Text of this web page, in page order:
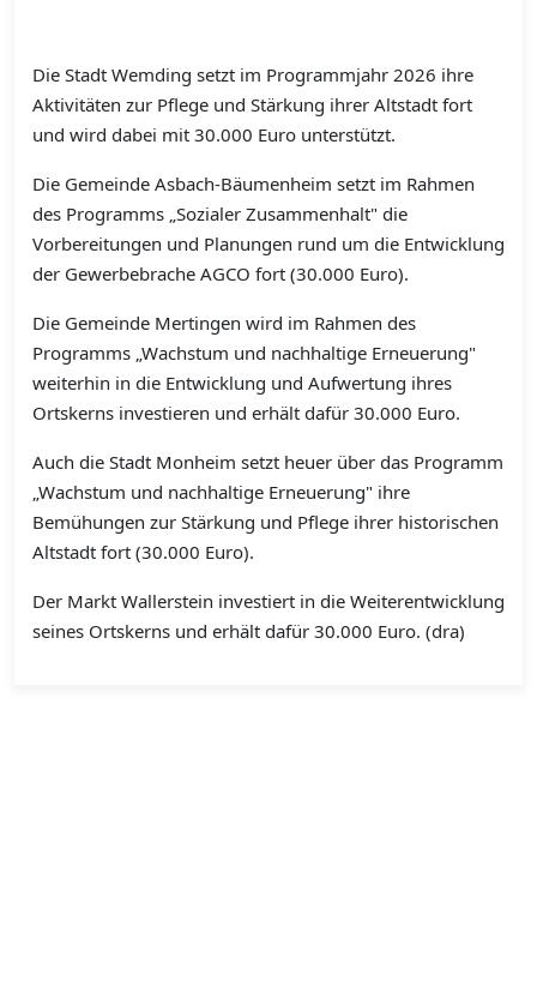
Die Stadt Wemding setzt im Programmjahr 2026 ihre
Aktivitäten zur Pflege und Stärkung ihrer Altstadt fort
und wird dabei mit 30.000 Euro unterstützt.
Die Gemeinde Asbach-Bäumenheim setzt im Rahmen
des Programms „Sozialer Zusammenhalt" die
Vorbereitungen und Planungen rund um die Entwicklung
der Gewerbebrache AGCO fort (30.000 Euro).
Die Gemeinde Mertingen wird im Rahmen des
Programms „Wachstum und nachhaltige Erneuerung"
weiterhin in die Entwicklung und Aufwertung ihres
Ortskerns investieren und erhält dafür 30.000 Euro.
Auch die Stadt Monheim setzt heuer über das Programm
„Wachstum und nachhaltige Erneuerung" ihre
Bemühungen zur Stärkung und Pflege ihrer historischen
Altstadt fort (30.000 Euro).
Der Markt Wallerstein investiert in die Weiterentwicklung
seines Ortskerns und erhält dafür 30.000 Euro. (dra)